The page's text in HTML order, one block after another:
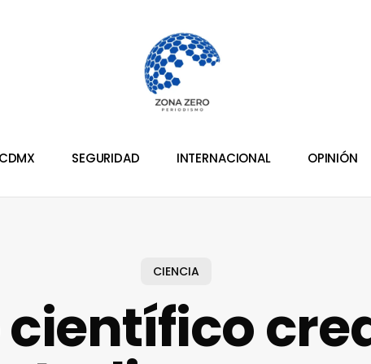
CDMX SEGURIDAD INTERNACIONAL OPINIÓN
CIENCIA
científico